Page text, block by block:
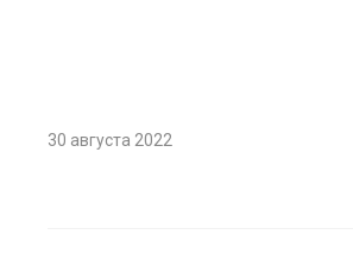
30 августа 2022